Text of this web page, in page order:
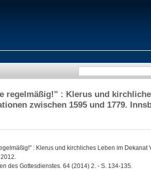
regelmäßig!" : Klerus und
zwischen 1595 und 1779.
: Klerus und kirchliches Leben im Dekanat
des Gottesdienstes. 64 (2014) 2. - S. 134-135.